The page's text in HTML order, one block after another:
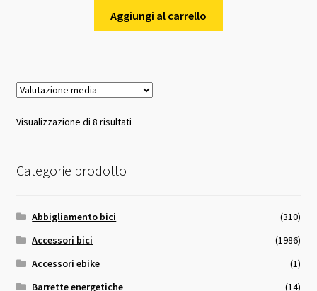
originale
era:
attuale
è:
Aggiungi al carrello
Visualizzazione di 8 risultatiValutazione
Categorie prodotto
Abbigliamento bici
(310)
Accessori bici
(1986)
Accessori ebike
(1)
Barrette energetiche
(14)